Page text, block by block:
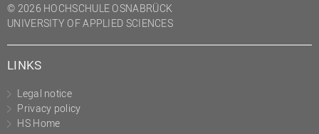
© 2026 HOCHSCHULE OSNABRÜCK
UNIVERSITY OF APPLIED SCIENCES
LINKS
Legal notice
Privacy policy
HS Home